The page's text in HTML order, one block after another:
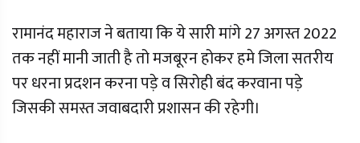
रामानंद महाराज ने बताया कि ये सारी मांगे 27 अगस्त 2022
तक नहीं मानी जाती है तो मजबूरन होकर हमे जिला सतरीय
पर धरना प्रदशन करना पड़े व सिरोही बंद करवाना पड़े
जिसकी समस्त जवाबदारी प्रशासन की रहेगी।